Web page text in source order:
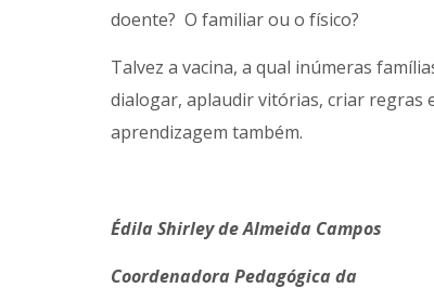
doente? O familiar ou o físico?
Talvez a vacina, a qual inúmeras
dialogar, aplaudir vitórias, criar regras
aprendizagem também.
Édila Shirley de Almeida Campos
Coordenadora Pedagógica da